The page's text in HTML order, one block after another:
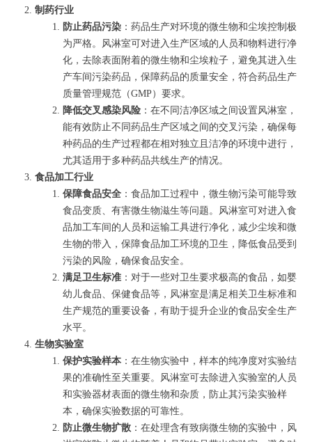
制药行业
防止药品污染 ：药品生产对环境的微生物和尘埃控制极
为严格。风淋室可对进入生产区域的人员和物料进行净
化，去除表面附着的微生物和尘埃粒子，避免其进入生
产车间污染药品，保障药品的质量安全，符合药品生产
质量管理规范（GMP）要求。
降低交叉感染风险 ：在不同洁净区域之间设置风淋室，
能有效防止不同药品生产区域之间的交叉污染，确保每
种药品的生产过程都在相对独立且洁净的环境中进行，
尤其适用于多种药品共线生产的情况。
食品加工行业
保障食品安全 ：食品加工过程中，微生物污染可能导致
食品变质、有害微生物滋生等问题。风淋室可对进入食
品加工车间的人员和运输工具进行净化，减少尘埃和微
生物的带入，保障食品加工环境的卫生，降低食品受到
污染的风险，确保食品安全。
满足卫生标准 ：对于一些对卫生要求极高的食品，如婴
幼儿食品、保健食品等，风淋室是满足相关卫生标准和
生产规范的重要设备，有助于提升企业的食品安全生产
水平。
生物实验室
保护实验样本 ：在生物实验中，样本的纯净度对实验结
果的准确性至关重要。风淋室可去除进入实验室的人员
和实验器材表面的微生物和杂质，防止其污染实验样
本，确保实验数据的可靠性。
防止微生物扩散 ：在处理含有致病微生物的实验中，风